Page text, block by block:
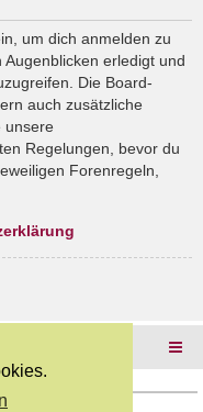
um dich anmelden zu
erledigt und
Die Board-
auch zusätzliche
unsere
Regelungen, bevor du
Forenregeln,